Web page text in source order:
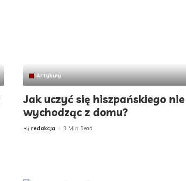
Artykuły
Jak uczyć się hiszpańskiego nie
wychodząc z domu?
Posted
By redakcja 3 Min Read